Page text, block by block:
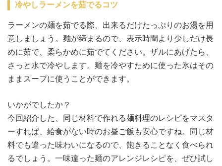
冷やしラーメンを茹でるコツ
ラーメンの麺を茹でる際、出来るだけたっぷりのお湯を用
意しましょう。麺が締まるので、表示時間より少しだけ長
めに茹で、柔らかめに茹でてください。ザルにあげたら、
さっと水で冷やします。麺を冷やすために使った氷はその
ままスープに使うことができます。
いかがでしたか？
今回紹介した、同じ材料で作れる麺料理のレシピをマスタ
ーすれば、給食がない時のお昼ご飯も安心ですね。同じ材
料でも違った味わいになるので、飽きることなく食べられ
るでしょう。一味違った麺のアレンジレシピを、ぜひ試し